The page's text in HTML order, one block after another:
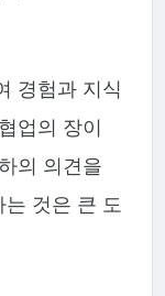
경험과 지식
업의 장이
의 의견을
는 것은 큰 도